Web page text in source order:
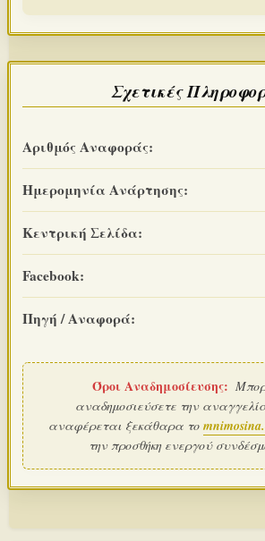
Σχετικές
Αριθμός Αναφοράς:
Ημερομηνία Ανάρτησης:
Κεντρική Σελίδα:
Facebook:
Πηγή / Αναφορά:
Όροι Αναδημοσίευσης:
αναδημοσιεύσετε την
αναφέρεται ξεκάθαρα το
την προσθήκη ενεργού